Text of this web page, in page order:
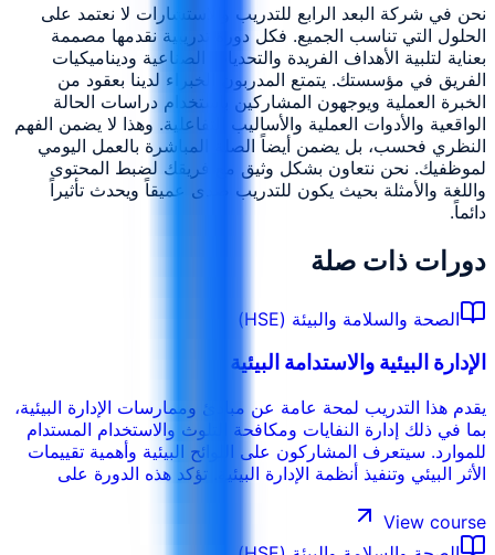
نحن في شركة البعد الرابع للتدريب والاستشارات لا نعتمد على
الحلول التي تناسب الجميع. فكل دورة تدريبية نقدمها مصممة
بعناية لتلبية الأهداف الفريدة والتحديات الصناعية وديناميكيات
الفريق في مؤسستك. يتمتع المدربون الخبراء لدينا بعقود من
الخبرة العملية ويوجهون المشاركين باستخدام دراسات الحالة
الواقعية والأدوات العملية والأساليب التفاعلية. وهذا لا يضمن الفهم
النظري فحسب، بل يضمن أيضاً الصلة المباشرة بالعمل اليومي
لموظفيك. نحن نتعاون بشكل وثيق مع فريقك لضبط المحتوى
واللغة والأمثلة بحيث يكون للتدريب صدى عميقاً ويحدث تأثيراً
دائماً.
دورات ذات صلة
الصحة والسلامة والبيئة (HSE)
الإدارة البيئية والاستدامة البيئية
يقدم هذا التدريب لمحة عامة عن مبادئ وممارسات الإدارة البيئية،
بما في ذلك إدارة النفايات ومكافحة التلوث والاستخدام المستدام
للموارد. سيتعرف المشاركون على اللوائح البيئية وأهمية تقييمات
الأثر البيئي وتنفيذ أنظمة الإدارة البيئية. تؤكد هذه الدورة على
المستدامة.
View course